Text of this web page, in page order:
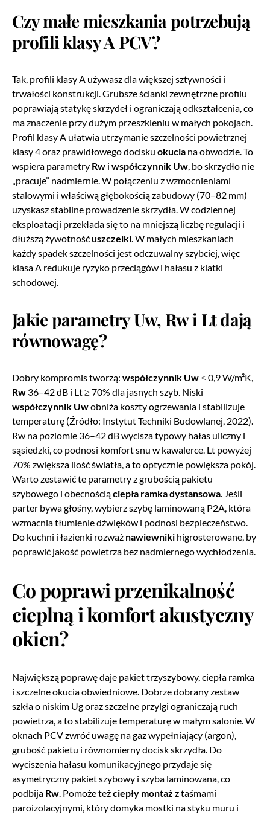
Czy małe mieszkania potrzebują
profili klasy A PCV?
Tak, profili klasy A używasz dla większej sztywności i
trwałości konstrukcji. Grubsze ścianki zewnętrzne profilu
poprawiają statykę skrzydeł i ograniczają odkształcenia, co
ma znaczenie przy dużym przeszkleniu w małych pokojach.
Profil klasy A ułatwia utrzymanie szczelności powietrznej
klasy 4 oraz prawidłowego docisku okucia na obwodzie. To
wspiera parametry Rw i współczynnik Uw, bo skrzydło nie
„pracuje” nadmiernie. W połączeniu z wzmocnieniami
stalowymi i właściwą głębokością zabudowy (70–82 mm)
uzyskasz stabilne prowadzenie skrzydła. W codziennej
eksploatacji przekłada się to na mniejszą liczbę regulacji i
dłuższą żywotnośćuszczelki. W małych mieszkaniach
każdy spadek szczelności jest odczuwalny szybciej, więc
klasa A redukuje ryzyko przeciągów i hałasu z klatki
schodowej.
Jakie parametry Uw, Rw i Lt dają
równowagę?
Dobry kompromis tworzą: współczynnik Uw≤ 0,9 W/m²K,
Rw 36–42 dB i Lt ≥ 70% dla jasnych szyb. Niski
współczynnik Uwobniża koszty ogrzewania i stabilizuje
temperaturę (Źródło: Instytut Techniki Budowlanej, 2022).
Rw na poziomie 36–42 dB wycisza typowy hałas uliczny i
sąsiedzki, co podnosi komfort snu w kawalerce. Lt powyżej
70% zwiększa ilość światła, a to optycznie powiększa pokój.
Warto zestawić te parametry z grubością pakietu
szybowego i obecnościąciepła ramka dystansowa. Jeśli
parter bywa głośny, wybierz szybę laminowaną P2A, która
wzmacnia tłumienie dźwięków i podnosi bezpieczeństwo.
Do kuchni i łazienki rozważ nawiewniki higrosterowane, by
poprawić jakość powietrza bez nadmiernego wychłodzenia.
Co poprawi przenikalność
cieplną i komfort akustyczny
okien?
Największą poprawę daje pakiet trzyszybowy, ciepła ramka
i szczelne okucia obwiedniowe. Dobrze dobrany zestaw
szkła o niskim Ug oraz szczelne przylgi ograniczają ruch
powietrza, a to stabilizuje temperaturę w małym salonie. W
oknach PCV zwróć uwagę na gaz wypełniający (argon),
grubość pakietu i równomierny docisk skrzydła. Do
wyciszenia hałasu komunikacyjnego przydaje się
asymetryczny pakiet szybowy i szyba laminowana, co
podbija Rw. Pomoże teżciepły montaż z taśmami
paroizolacyjnymi, który domyka mostki na styku muru i